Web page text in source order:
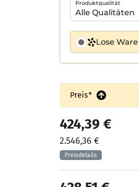
Lose Ware
Produktqualität
Preis*
424,39 €
2.546,36 €